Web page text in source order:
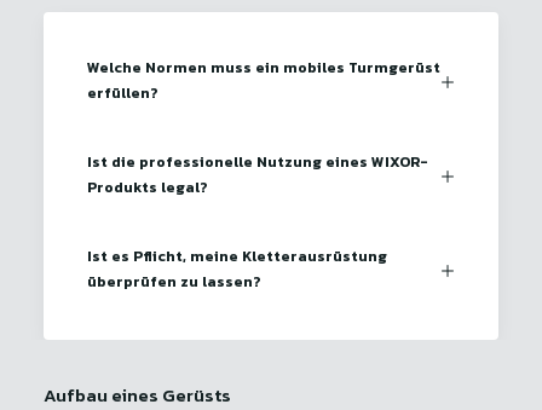
Welche Normen muss ein mobiles Turmgerüst
erfüllen?
Ist die professionelle Nutzung eines WIXOR-
Produkts legal?
Ist es Pflicht, meine Kletterausrüstung
überprüfen zu lassen?
Aufbau eines Gerüsts